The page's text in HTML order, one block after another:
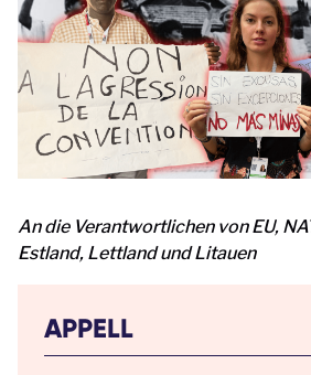
An die Verantwortlichen von EU,
Estland, Lettland und Litauen
APPELL